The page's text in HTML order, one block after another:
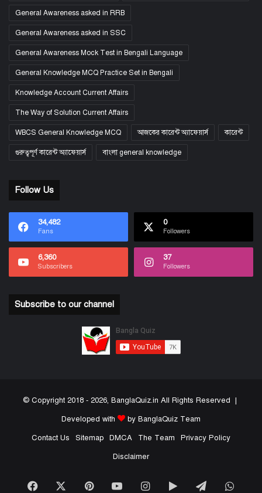
General Awareness asked in RRB
General Awareness asked in SSC
General Awareness Mock Test in Bengali Language
General Knowledge MCQ Practice Set in Bengali
Knowledge Account Current Affairs
The Way of Solution Current Affairs
WBCS General Knowledge MCQ আজকের কারেন্ট অ্যাফেয়ার্স কারেন্ট
গুরুত্বপূর্ণ কারেন্ট অ্যাফেয়ার্স বাংলা general knowledge
Follow Us
34,482
Fans
0
Followers
6,360
Subscribers
37
Followers
Subscribe to our channel
© Copyright 2018 - 2026, BanglaQuiz.in All Rights Reserved |
Developed with
by BanglaQuiz Team
Contact Us
Sitemap DMCA The Team
Privacy Policy
Disclaimer
Facebook PinterestYouTubeInstagram
GoogleTelegram